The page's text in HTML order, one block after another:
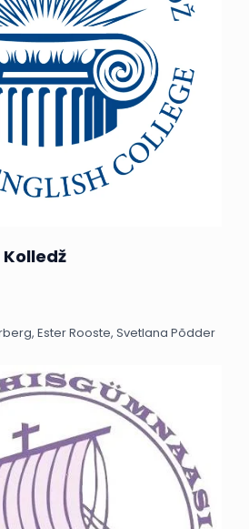
Ester Rooste, Svetlana Põdder